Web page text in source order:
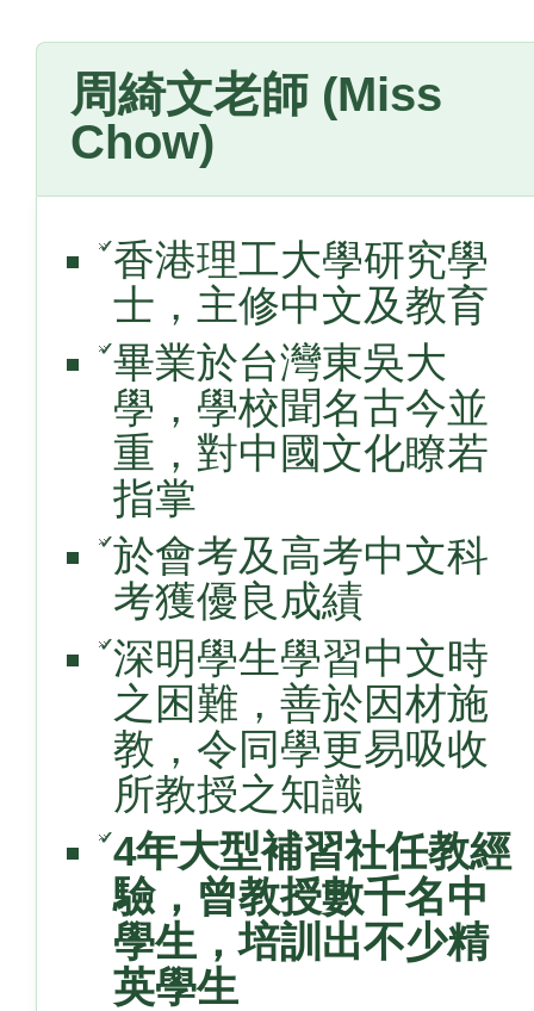
周綺文老師 (Miss
Chow)
✓香港理工大學研究學
士，主修中文及教育
✓畢業於台灣東吳大
學，學校聞名古今並
重，對中國文化瞭若
指掌
✓於會考及高考中文科
考獲優良成績
✓深明學生學習中文時
之困難，善於因材施
教，令同學更易吸收
所教授之知識
✓4年大型補習社任教經
驗，曾教授數千名中
學生，培訓出不少精
英學生